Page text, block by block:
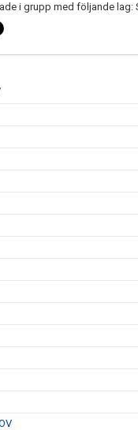
i grupp med följande lag: